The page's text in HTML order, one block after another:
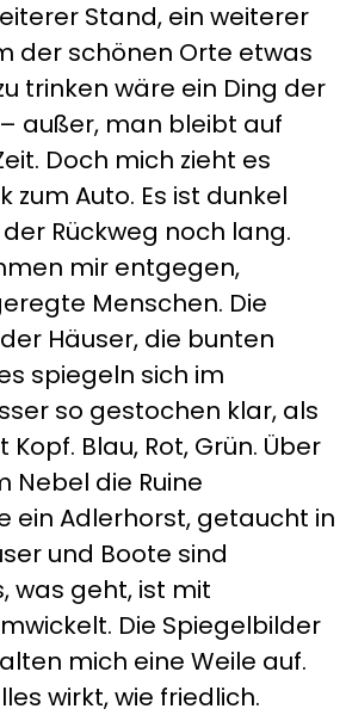
Stand, ein weiterer
der schönen Orte etwas
trinken wäre ein Ding der
außer, man bleibt auf
Doch mich zieht es
zum Auto. Es ist dunkel
Rückweg noch lang.
mir entgegen,
Menschen. Die
Häuser, die bunten
spiegeln sich im
so gestochen klar, als
Blau, Rot, Grün. Über
Nebel die Ruine
ein Adlerhorst, getaucht in
und Boote sind
was geht, ist mit
Die Spiegelbilder
mich eine Weile auf.
wirkt, wie friedlich.